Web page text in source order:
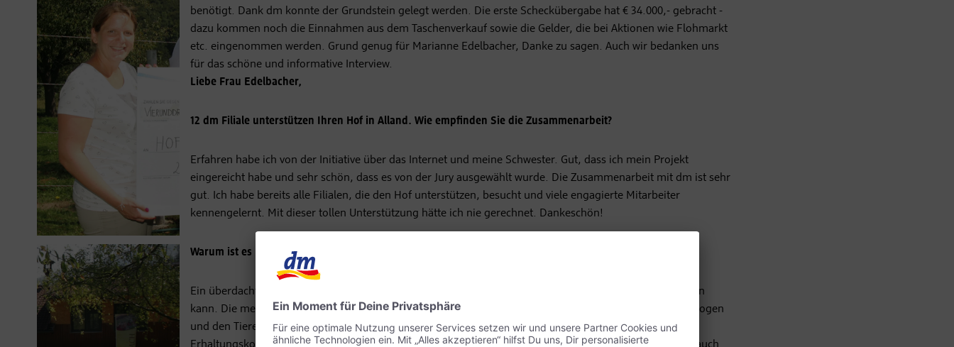
benötigt. Dank dm konnte der Grundstein gelegt werden. Die erste Scheckübergabe hat € 34.000,- gebracht -
dazu kommen noch die Einnahmen aus dem Taschenverkauf sowie die Gelder, die bei Aktionen wie Flohmarkt
etc. eingenommen werden. Grund genug für Marianne Edelbacher, Danke zu sagen. Auch wir bedanken uns
für das schöne und informative Interview.
Liebe Frau Edelbacher,
12 dm Filiale unterstützen Ihren Hof in Alland. Wie empfinden Sie die Zusammenarbeit?
Erfahren habe ich von der Initiative über das Internet und meine Schwester. Gut, dass ich mein Projekt
eingereicht habe und sehr schön, dass es von der Jury ausgewählt wurde. Die Zusammenarbeit mit dm ist sehr
gut. Ich habe bereits alle Filialen, die den Hof unterstützen, besucht und viele engagierte Mitarbeiter
kennengelernt. Mit dieser tollen Unterstützung hätte ich nie gerechnet. Dankeschön!
Warum ist es notwendig, den Reitplatz zu überdachen?
Ein überdachter Reitplatz ist wichtig, weil man erstens ungebunden von Wind, Sonne und Regen arbeiten
kann. Die meisten von uns betreuten Klienten brauchen Zeit, um Vertrauen mit dem Therapeuten/Pädagogen
und den Tieren aufzubauen, da ist eine lange Winterpause kontraproduktiv. Zweitens sind die